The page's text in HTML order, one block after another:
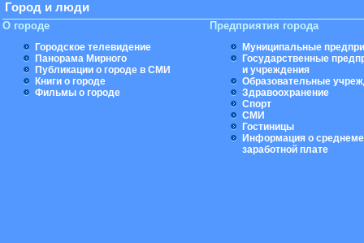
Город и люди
О городе
Городское телевидение
Панорама Мирного
Публикации о городе в СМИ
Книги о городе
Фильмы о городе
Предприятия города
Муниципальные
Государственные
и учреждения
Образовательные
Здравоохранение
Спорт
СМИ
Гостиницы
Информация о
заработной плате